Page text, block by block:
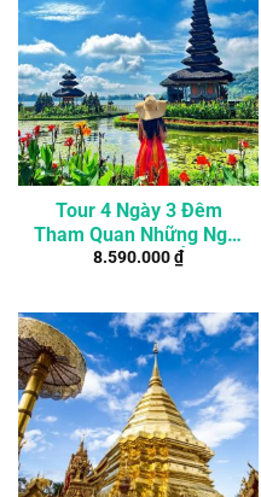
Tour 4 Ngày 3 Đêm
Tham Quan Những Ngôi
Đền Đẹp Nhất Ở Bali
8.590.000₫